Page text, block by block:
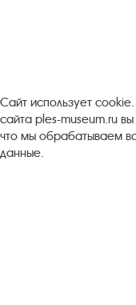
Сайт использует
сайта ples-museum.ru
что мы обрабатываем
данные.